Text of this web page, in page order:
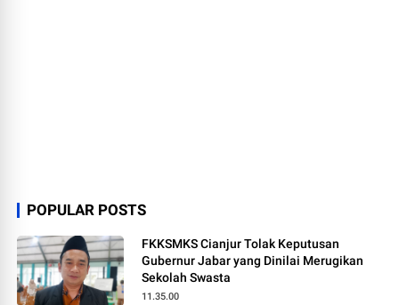
POPULAR POSTS
FKKSMKS Cianjur Tolak Keputusan
Gubernur Jabar yang Dinilai Merugikan
Sekolah Swasta
11.35.00